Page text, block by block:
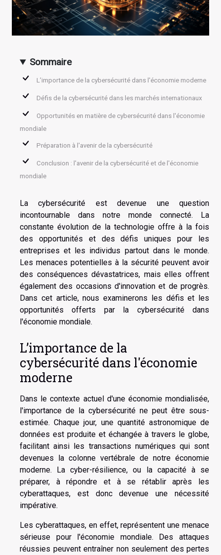
Sommaire
L’importance de la cybersécurité dans l'économie moderne
Défis de la cybersécurité dans les marchés internationaux
Opportunités en matière de cybersécurité dans l'économie
mondiale
Préparation à l'avenir de la cybersécurité
Conclusion : l'avenir de la cybersécurité et de l'économie
mondiale
La cybersécurité est devenue une question
incontournable dans notre monde connecté. La
constante évolution de la technologie offre à la fois
des opportunités et des défis uniques pour les
entreprises et les individus partout dans le monde.
Les menaces potentielles à la sécurité peuvent avoir
des conséquences dévastatrices, mais elles offrent
également des occasions d'innovation et de progrès.
Dans cet article, nous examinerons les défis et les
opportunités offerts par la cybersécurité dans
l'économie mondiale.
L’importance de la
cybersécurité dans l'économie
moderne
Dans le contexte actuel d'une économie mondialisée,
l'importance de la cybersécurité ne peut être sous-
estimée. Chaque jour, une quantité astronomique de
données est produite et échangée à travers le globe,
facilitant ainsi les transactions numériques qui sont
devenues la colonne vertébrale de notre économie
moderne. La cyber-résilience, ou la capacité à se
préparer, à répondre et à se rétablir après les
cyberattaques, est donc devenue une nécessité
impérative.
Les cyberattaques, en effet, représentent une menace
sérieuse pour l'économie mondiale. Des attaques
réussies peuvent entraîner non seulement des pertes